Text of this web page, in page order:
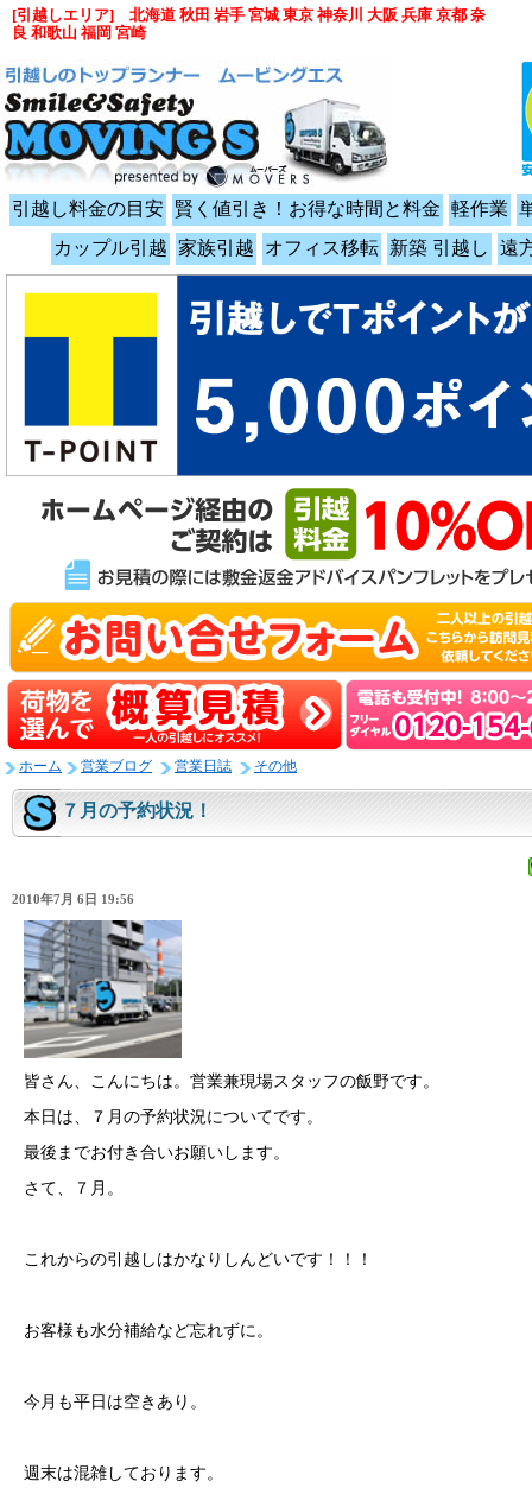
引越し料金の目安 賢く値引き！お得な時間と料金 軽作業
カップル引越 家族引越 オフィス移転 新築 引越し 遠
ホーム 営業ブログ 営業日誌 その他
７月の予約状況！
2010年7月 6日 19:56
皆さん、こんにちは。営業兼現場スタッフの飯野です。
本日は、７月の予約状況についてです。
最後までお付き合いお願いします。
さて、７月。
これからの引越しはかなりしんどいです！！！
お客様も水分補給など忘れずに。
今月も平日は空きあり。
週末は混雑しております。
[引越しエリア] 北海道 秋田 岩手 宮城 東京 神奈川 大阪 兵庫 京都 奈
良 和歌山 福岡 宮崎